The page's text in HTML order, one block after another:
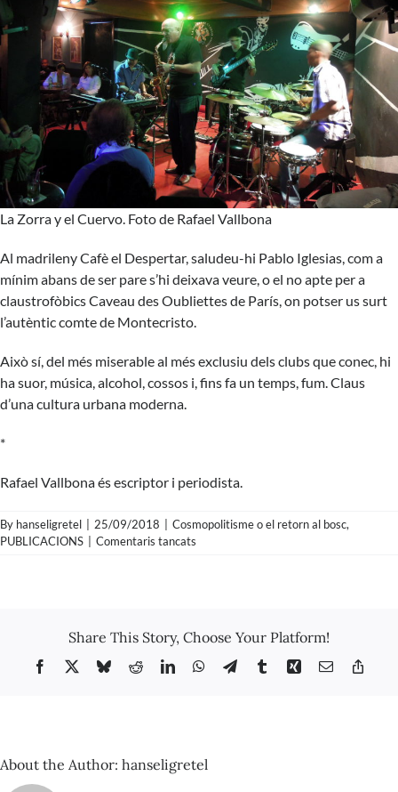
La Zorra y el Cuervo. Foto de Rafael Vallbona
Al madrileny Cafè el Despertar, saludeu-hi Pablo Iglesias, com a
mínim abans de ser pare s’hi deixava veure, o el no apte per a
claustrofòbics Caveau des Oubliettes de París, on potser us surt
l’autèntic comte de Montecristo.
Això sí, del més miserable al més exclusiu dels clubs que conec, hi
ha suor, música, alcohol, cossos i, fins fa un temps, fum. Claus
d’una cultura urbana moderna.
*
Rafael Vallbona és escriptor i periodista.
By hanseligretel 25/09/2018 Cosmopolitisme o el retorn al bosc,
PUBLICACIONS
Comentaris tancats
el
club
Share This Story, Choose Your Platform!
Facebook BlueskyRedditLinkedInWhatsApp
TelegramTumblrXing Email
About the Author: hanseligretel